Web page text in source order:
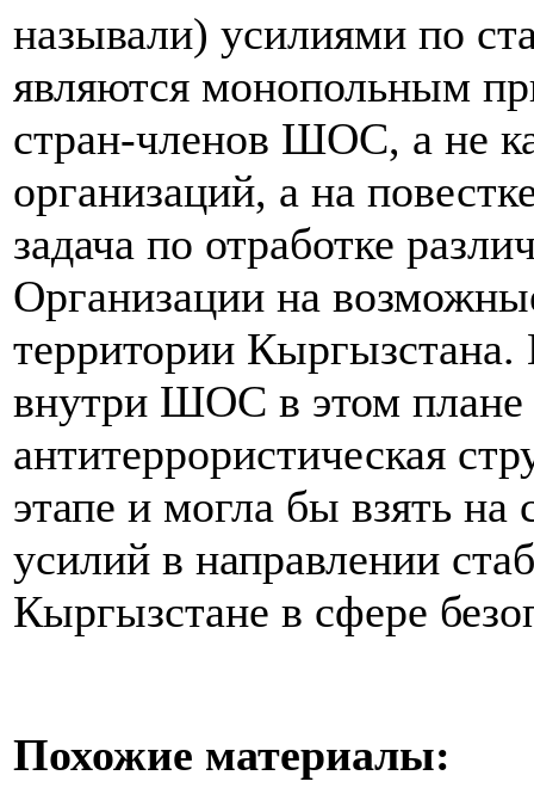
называли) усилиями по
являются монопольным
стран-членов ШОС, а не
организаций, а на
задача по отработке
Организации на
территории
внутри ШОС в этом плане
антитеррористическая
этапе и могла бы взять
усилий в направлении
Кыргызстане в сфере
Похожие материалы: